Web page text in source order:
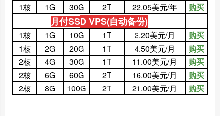
1核
1G 30G 2T 22.05美元/年 购买
月付SSD VPS(自动备份)
1核 1G 10G 1T 3.20美元/月
购买
1核
2G 20G 1T 4.50美元/月
购买
2核
4G 30G 1T 11.00美元/月
购买
2核
6G 60G 2T 16.00美元/月
购买
2核
8G 100G 2T 21.00美元/月 购买